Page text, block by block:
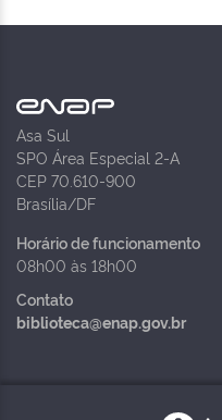
Asa Sul
SPO Área Especial 2-A
CEP 70.610-900
Brasília/DF
Horário de funcionamento
08h00 às 18h00
Contato
biblioteca@enap.gov.br